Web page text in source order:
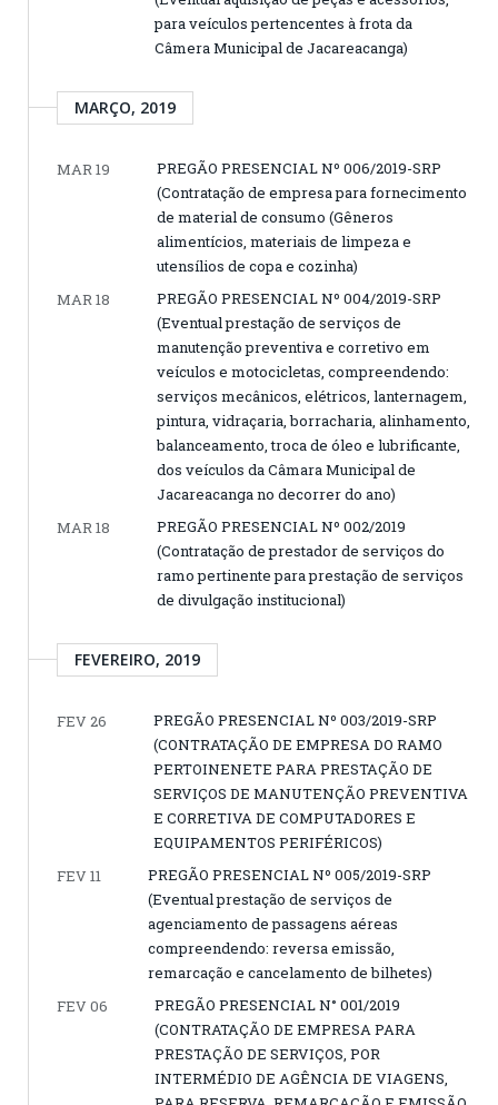
para veículos pertencentes à frota da
Câmera Municipal de Jacareacanga)
MARÇO, 2019
MAR 19
PREGÃO PRESENCIAL Nº 006/2019-SRP
(Contratação de empresa para fornecimento
de material de consumo (Gêneros
alimentícios, materiais de limpeza e
utensílios de copa e cozinha)
MAR 18
PREGÃO PRESENCIAL Nº 004/2019-SRP
(Eventual prestação de serviços de
manutenção preventiva e corretivo em
veículos e motocicletas, compreendendo:
serviços mecânicos, elétricos, lanternagem,
pintura, vidraçaria, borracharia, alinhamento,
balanceamento, troca de óleo e lubrificante,
dos veículos da Câmara Municipal de
Jacareacanga no decorrer do ano)
MAR 18
PREGÃO PRESENCIAL Nº 002/2019
(Contratação de prestador de serviços do
ramo pertinente para prestação de serviços
de divulgação institucional)
FEVEREIRO, 2019
FEV 26
PREGÃO PRESENCIAL Nº 003/2019-SRP
(CONTRATAÇÃO DE EMPRESA DO RAMO
PERTOINENETE PARA PRESTAÇÃO DE
SERVIÇOS DE MANUTENÇÃO PREVENTIVA
E CORRETIVA DE COMPUTADORES E
EQUIPAMENTOS PERIFÉRICOS)
FEV 11
PREGÃO PRESENCIAL Nº 005/2019-SRP
(Eventual prestação de serviços de
agenciamento de passagens aéreas
compreendendo: reversa emissão,
remarcação e cancelamento de bilhetes)
FEV 06
PREGÃO PRESENCIAL N° 001/2019
(CONTRATAÇÃO DE EMPRESA PARA
PRESTAÇÃO DE SERVIÇOS, POR
INTERMÉDIO DE AGÊNCIA DE VIAGENS,